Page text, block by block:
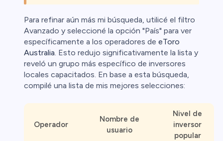
Para refinar aún más mi búsqueda, utilicé el filtro
Avanzado y seleccioné la opción "País" para ver
específicamente a los operadores de eToro
Australia. Esto redujo significativamente la lista y
reveló un grupo más específico de inversores
locales capacitados. En base a esta búsqueda,
compilé una lista de mis mejores selecciones:
Operador
Nombre de
usuario
Nivel de
inversor
popular